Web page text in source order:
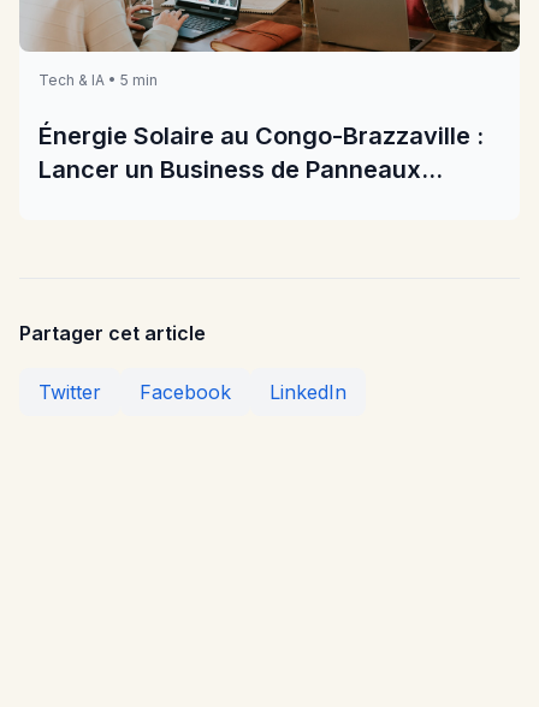
Tech & IA • 5 min
Énergie Solaire au Congo-Brazzaville :
Lancer un Business de Panneaux
Partager cet article
Twitter Facebook LinkedIn